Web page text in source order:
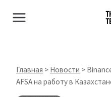
Главная > Новости >
AFSA на работу в